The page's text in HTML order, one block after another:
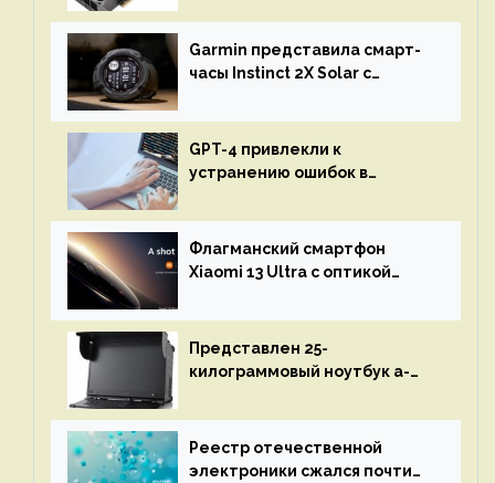
Garmin представила смарт-
часы Instinct 2X Solar с
GPT-4 привлекли к
устранению ошибок в
остановится до полного
восстановления кода и
объяснит, что пошло не так
Флагманский смартфон
Xiaomi 13 Ultra с оптикой
представят 18 апреля
Представлен 25-
килограммовый ноутбук a-
до 3 Тбайт DDR5 и шесть
дисплеев
Реестр отечественной
электроники сжался почти